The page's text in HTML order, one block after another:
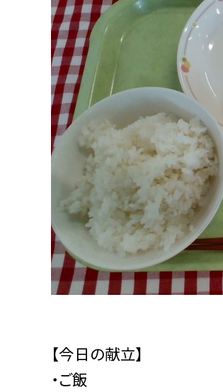
【今日の献立】
・ご飯